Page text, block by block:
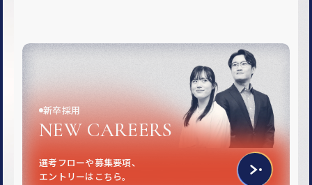
新卒採用
NEW CAREERS
選考フローや募集要項、
エントリーはこちら。